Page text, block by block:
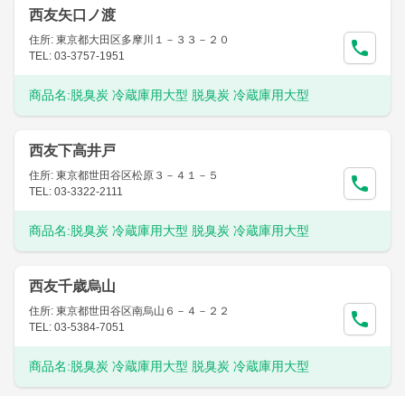
西友矢口ノ渡
住所: 東京都大田区多摩川１－３３－２０
TEL: 03-3757-1951
商品名:脱臭炭 冷蔵庫用大型 脱臭炭 冷蔵庫用大型
西友下高井戸
住所: 東京都世田谷区松原３－４１－５
TEL: 03-3322-2111
商品名:脱臭炭 冷蔵庫用大型 脱臭炭 冷蔵庫用大型
西友千歳烏山
住所: 東京都世田谷区南烏山６－４－２２
TEL: 03-5384-7051
商品名:脱臭炭 冷蔵庫用大型 脱臭炭 冷蔵庫用大型